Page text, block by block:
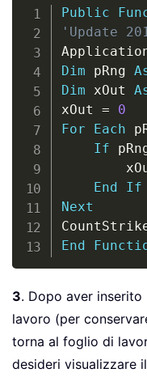
Public
'Update
Dim pRng
Dim xOut
xOut =
0
For
Each
If
End
If
Next
End
3. Dopo aver
lavoro (per
torna al foglio di
desideri visualizzare